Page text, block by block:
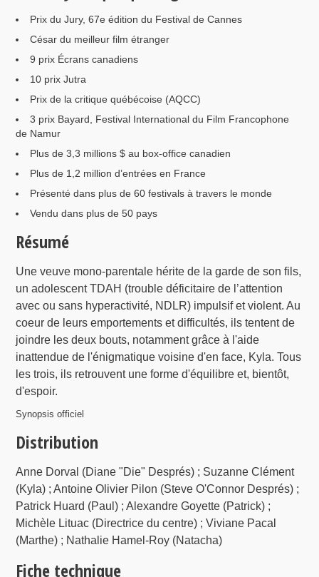
Prix du Jury, 67e édition du Festival de Cannes
César du meilleur film étranger
9 prix Écrans canadiens
10 prix Jutra
Prix de la critique québécoise (AQCC)
3 prix Bayard, Festival International du Film Francophone
de Namur
Plus de 3,3 millions $ au box-office canadien
Plus de 1,2 million d’entrées en France
Présenté dans plus de 60 festivals à travers le monde
Vendu dans plus de 50 pays
Résumé
Une veuve mono-parentale hérite de la garde de son fils,
un adolescent TDAH (trouble déficitaire de l’attention
avec ou sans hyperactivité, NDLR) impulsif et violent. Au
coeur de leurs emportements et difficultés, ils tentent de
joindre les deux bouts, notamment grâce à l'aide
inattendue de l'énigmatique voisine d'en face, Kyla. Tous
les trois, ils retrouvent une forme d'équilibre et, bientôt,
d'espoir.
Synopsis officiel
Distribution
Anne Dorval (Diane "Die" Després) ; Suzanne Clément
(Kyla) ; Antoine Olivier Pilon (Steve O'Connor Després) ;
Patrick Huard (Paul) ; Alexandre Goyette (Patrick) ;
Michèle Lituac (Directrice du centre) ; Viviane Pacal
(Marthe) ; Nathalie Hamel-Roy (Natacha)
Fiche technique